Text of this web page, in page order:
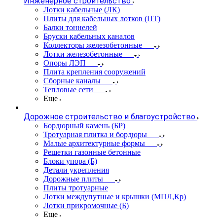
Лотки кабельные (ЛК)
Плиты для кабельных лотков (ПТ)
Балки тоннелей
Бруски кабельных каналов
Коллекторы железобетонные
Лотки железобетонные
Опоры ЛЭП
Плита крепления сооружений
Сборные каналы
Тепловые сети
Еще
Дорожное строительство и благоустройство
Бордюрный камень (БР)
Тротуарная плитка и бордюры
Малые архитектурные формы
Решетки газонные бетонные
Блоки упора (Б)
Детали укрепления
Дорожные плиты
Плиты тротуарные
Лотки междупутные и крышки (МПЛ,Кр)
Лотки прикромочные (Б)
Еще